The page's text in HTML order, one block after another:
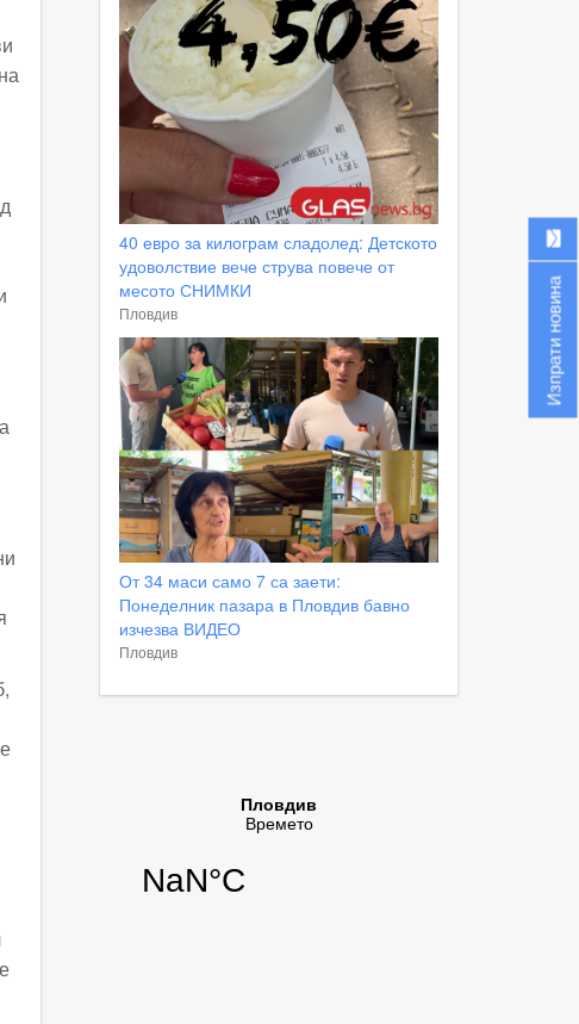
40 евро за килограм сладолед: Детското
удоволствие вече струва повече от
месото СНИМКИ
Пловдив
От 34 маси само 7 са заети:
Понеделник пазара в Пловдив бавно
изчезва ВИДЕО
Пловдив
Изпрати новина